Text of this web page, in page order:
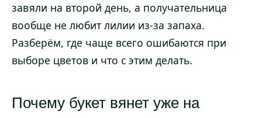
завяли на второй день, а получательница
вообще не любит лилии из-за запаха.
Разберём, где чаще всего ошибаются при
выборе цветов и что с этим делать.
Почему букет вянет уже на